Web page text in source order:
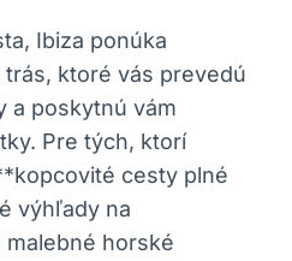
Ibiza ponúka
ktoré vás prevedú
a poskytnú vám
Pre tých, ktorí
cesty plné
výhľady na
horské